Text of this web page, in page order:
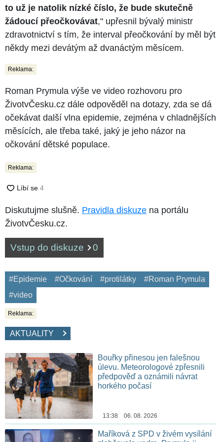
to už je natolik nízké číslo, že bude skutečně
žádoucí přeočkovávat," upřesnil bývalý ministr
zdravotnictví s tím, že interval přeočkování by měl být
někdy mezi devátým až dvanáctým měsícem.
Reklama:
Roman Prymula výše ve video rozhovoru pro
ŽivotvČesku.cz dále odpověděl na dotazy, zda se dá
očekávat další vlna epidemie, zejména v chladnějších
měsících, ale třeba také, jaký je jeho názor na
očkování dětské populace.
Reklama:
Diskutujme slušně. Pravidla diskuze na portálu
ŽivotvČesku.cz.
Vstup do diskuze 0
#Epidemie #Očkování #protilátky
#Roman Prymula
#video
Reklama:
AKTUALITY
Bouřky přinesou jen falešnou
úlevu. Meteorologové zpřesnili
předpověď a oznámili návrat
horkého počasí
13:38 06. 08. 2026
Maříková z SPD v živém vysílání